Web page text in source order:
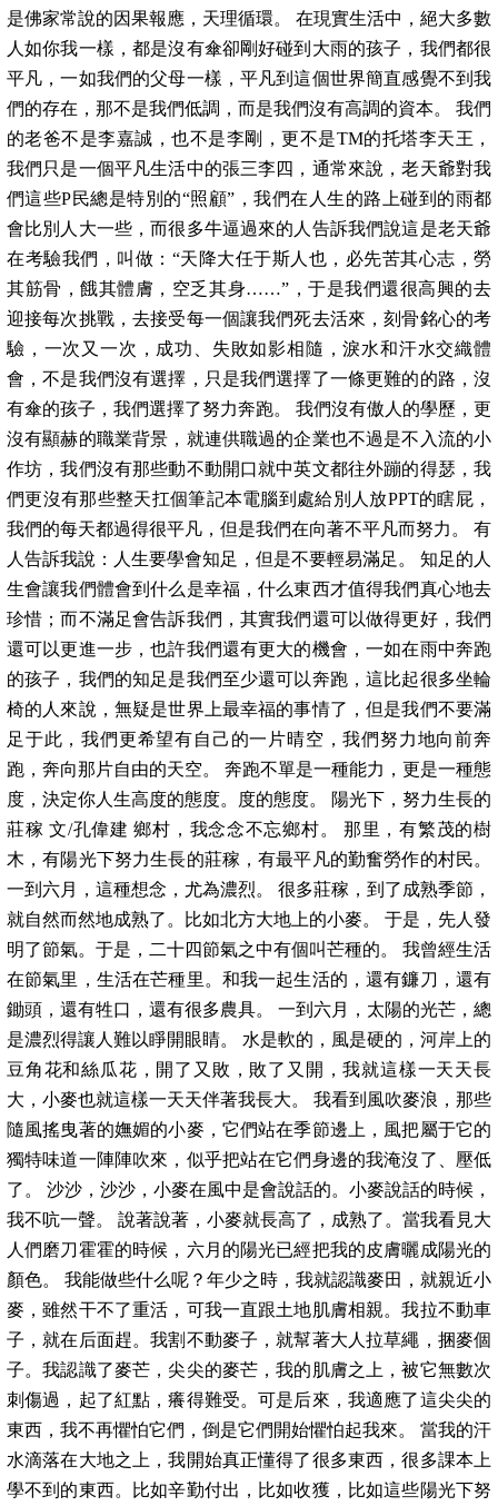
是佛家常說的因果報應，天理循環。 在現實生活中，絕大多數
人如你我一樣，都是沒有傘卻剛好碰到大雨的孩子，我們都很
平凡，一如我們的父母一樣，平凡到這個世界簡直感覺不到我
們的存在，那不是我們低調，而是我們沒有高調的資本。 我們
的老爸不是李嘉誠，也不是李剛，更不是TM的托塔李天王，
我們只是一個平凡生活中的張三李四，通常來說，老天爺對我
們這些P民總是特別的“照顧”，我們在人生的路上碰到的雨都
會比別人大一些，而很多牛逼過來的人告訴我們說這是老天爺
在考驗我們，叫做：“天降大任于斯人也，必先苦其心志，勞
其筋骨，餓其體膚，空乏其身……”，于是我們還很高興的去
迎接每次挑戰，去接受每一個讓我們死去活來，刻骨銘心的考
驗，一次又一次，成功、失敗如影相隨，淚水和汗水交織體
會，不是我們沒有選擇，只是我們選擇了一條更難的的路，沒
有傘的孩子，我們選擇了努力奔跑。 我們沒有傲人的學歷，更
沒有顯赫的職業背景，就連供職過的企業也不過是不入流的小
作坊，我們沒有那些動不動開口就中英文都往外蹦的得瑟，我
們更沒有那些整天扛個筆記本電腦到處給別人放PPT的瞎屁，
我們的每天都過得很平凡，但是我們在向著不平凡而努力。 有
人告訴我說：人生要學會知足，但是不要輕易滿足。 知足的人
生會讓我們體會到什么是幸福，什么東西才值得我們真心地去
珍惜；而不滿足會告訴我們，其實我們還可以做得更好，我們
還可以更進一步，也許我們還有更大的機會，一如在雨中奔跑
的孩子，我們的知足是我們至少還可以奔跑，這比起很多坐輪
椅的人來說，無疑是世界上最幸福的事情了，但是我們不要滿
足于此，我們更希望有自己的一片晴空，我們努力地向前奔
跑，奔向那片自由的天空。 奔跑不單是一種能力，更是一種態
度，決定你人生高度的態度。度的態度。 陽光下，努力生長的
莊稼 文/孔偉建 鄉村，我念念不忘鄉村。 那里，有繁茂的樹
木，有陽光下努力生長的莊稼，有最平凡的勤奮勞作的村民。
一到六月，這種想念，尤為濃烈。 很多莊稼，到了成熟季節，
就自然而然地成熟了。比如北方大地上的小麥。 于是，先人發
明了節氣。于是，二十四節氣之中有個叫芒種的。 我曾經生活
在節氣里，生活在芒種里。和我一起生活的，還有鐮刀，還有
鋤頭，還有牲口，還有很多農具。 一到六月，太陽的光芒，總
是濃烈得讓人難以睜開眼睛。 水是軟的，風是硬的，河岸上的
豆角花和絲瓜花，開了又敗，敗了又開，我就這樣一天天長
大，小麥也就這樣一天天伴著我長大。 我看到風吹麥浪，那些
隨風搖曳著的嫵媚的小麥，它們站在季節邊上，風把屬于它的
獨特味道一陣陣吹來，似乎把站在它們身邊的我淹沒了、壓低
了。 沙沙，沙沙，小麥在風中是會說話的。小麥說話的時候，
我不吭一聲。 說著說著，小麥就長高了，成熟了。當我看見大
人們磨刀霍霍的時候，六月的陽光已經把我的皮膚曬成陽光的
顏色。 我能做些什么呢？年少之時，我就認識麥田，就親近小
麥，雖然干不了重活，可我一直跟土地肌膚相親。我拉不動車
子，就在后面趕。我割不動麥子，就幫著大人拉草繩，捆麥個
子。我認識了麥芒，尖尖的麥芒，我的肌膚之上，被它無數次
刺傷過，起了紅點，癢得難受。可是后來，我適應了這尖尖的
東西，我不再懼怕它們，倒是它們開始懼怕起我來。 當我的汗
水滴落在大地之上，我開始真正懂得了很多東西，很多課本上
學不到的東西。比如辛勤付出，比如收獲，比如這些陽光下努